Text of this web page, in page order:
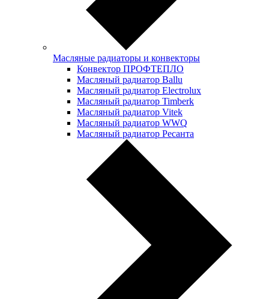
Масляные радиаторы и конвекторы
Конвектор ПРОФТЕПЛО
Масляный радиатор Ballu
Масляный радиатор Electrolux
Масляный радиатор Timberk
Масляный радиатор Vitek
Масляный радиатор WWQ
Масляный радиатор Ресанта